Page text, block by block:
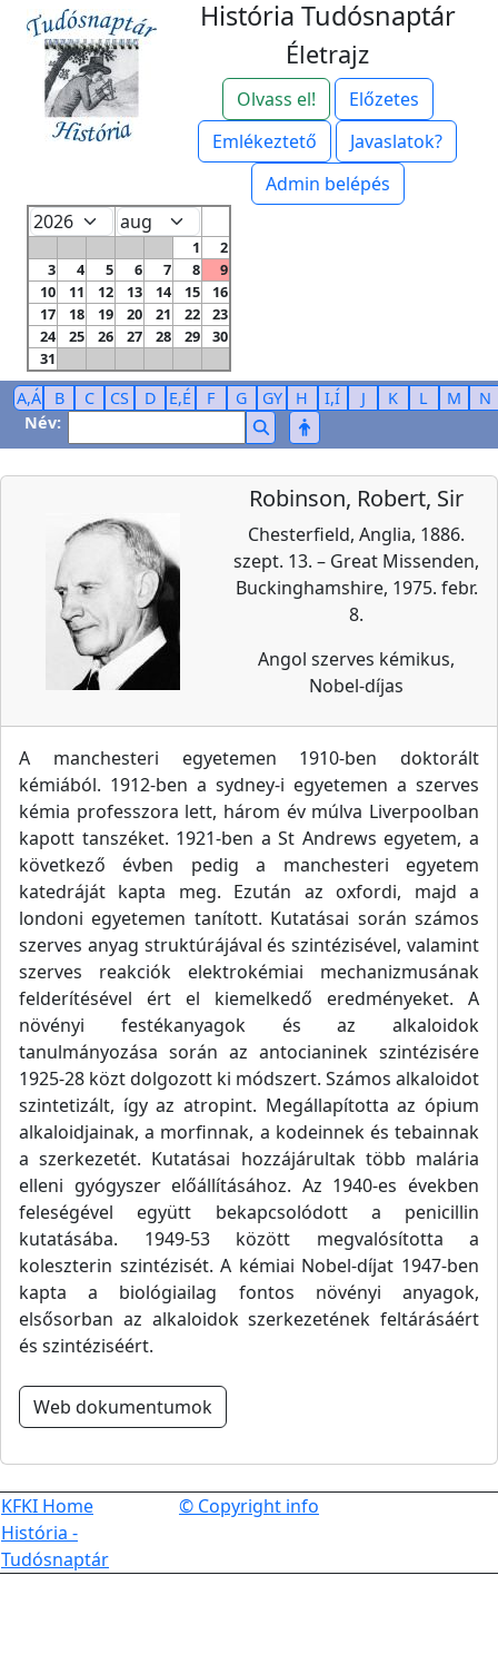
História Tudósnaptár
Életrajz
Olvass el!
Előzetes
Emlékeztető
Javaslatok?
Admin belépés
1
2
3
4 5 6 7 8
9
10
11 12 13 14 15
16
17
18 19 20 21 22
23
24
25 26 27 28 29
30
31
A,Á B C CS D E,É F G GY H I,Í J K L M
N
Név:
Robinson, Robert, Sir
Chesterfield, Anglia, 1886.
szept. 13. – Great Missenden,
Buckinghamshire, 1975. febr.
8.
Angol szerves kémikus,
Nobel-díjas
A manchesteri egyetemen 1910-ben doktorált
kémiából. 1912-ben a sydney-i egyetemen a szerves
kémia professzora lett, három év múlva Liverpoolban
kapott tanszéket. 1921-ben a St Andrews egyetem, a
következő évben pedig a manchesteri egyetem
katedráját kapta meg. Ezután az oxfordi, majd a
londoni egyetemen tanított. Kutatásai során számos
szerves anyag struktúrájával és szintézisével, valamint
szerves reakciók elektrokémiai mechanizmusának
felderítésével ért el kiemelkedő eredményeket. A
növényi festékanyagok és az alkaloidok
tanulmányozása során az antocianinek szintézisére
1925-28 közt dolgozott ki módszert. Számos alkaloidot
szintetizált, így az atropint. Megállapította az ópium
alkaloidjainak, a morfinnak, a kodeinnek és tebainnak
a szerkezetét. Kutatásai hozzájárultak több malária
elleni gyógyszer előállításához. Az 1940-es években
feleségével együtt bekapcsolódott a penicillin
kutatásába. 1949-53 között megvalósította a
koleszterin szintézisét. A kémiai Nobel-díjat 1947-ben
kapta a biológiailag fontos növényi anyagok,
elsősorban az alkaloidok szerkezetének feltárásáért
és szintéziséért.
Web dokumentumok
KFKI Home
História -
Tudósnaptár
© Copyright info